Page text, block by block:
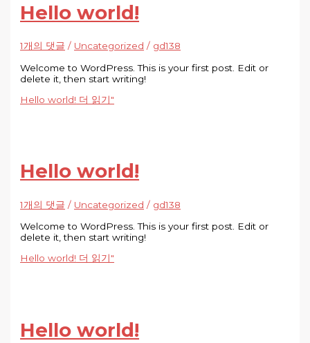
Hello world!
1개의 댓글 / Uncategorized / gd138
Welcome to WordPress. This is your first post. Edit or
delete it, then start writing!
Hello world! 더 읽기"
Hello world!
1개의 댓글 / Uncategorized / gd138
Welcome to WordPress. This is your first post. Edit or
delete it, then start writing!
Hello world! 더 읽기"
Hello world!